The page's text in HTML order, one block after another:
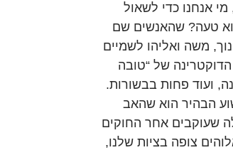
אנחנו כדי לשאול
טעה? שהאנשים שם
משה ואליהו לשמיים
של “טובה
ועוד פחות בבשורות.
הבהיר הוא שהאב
שעוקבים אחר החוקים
צופה בציות שלנו,